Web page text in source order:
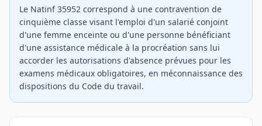
Le Natinf 35952 correspond à une contravention de
cinquième classe visant l'emploi d'un salarié conjoint
d'une femme enceinte ou d'une personne bénéficiant
d'une assistance médicale à la procréation sans lui
accorder les autorisations d'absence prévues pour les
examens médicaux obligatoires, en méconnaissance des
dispositions du Code du travail.